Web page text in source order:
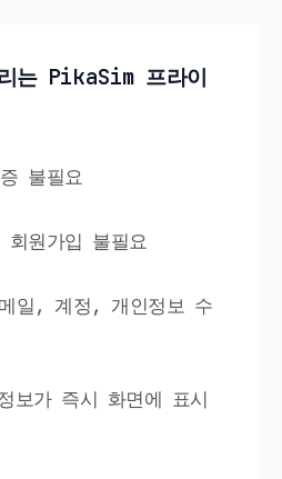
는 PikaSim 프라이
불필요
원가입 불필요
일, 계정, 개인정보 수
보가 즉시 화면에 표시